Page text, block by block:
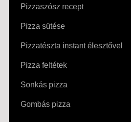
Pizzaszósz recept
Pizza sütése
Pizzatészta instant élesztővel
Pizza feltétek
Sonkás pizza
Gombás pizza